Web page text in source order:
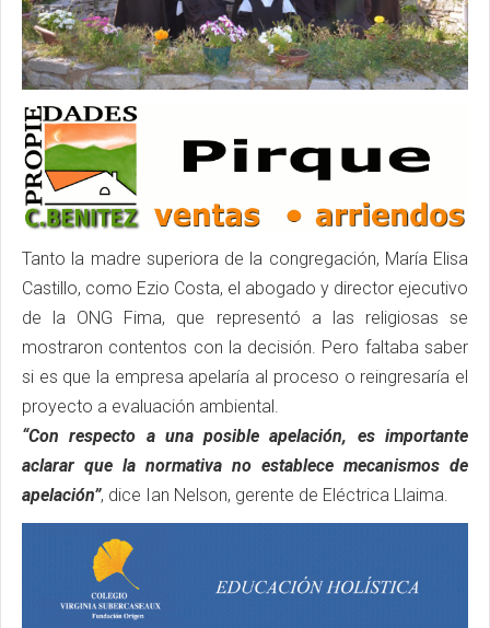
Tanto la madre superiora de la congregación, María Elisa
Castillo, como Ezio Costa, el abogado y director ejecutivo
de la ONG Fima, que representó a las religiosas se
mostraron contentos con la decisión. Pero faltaba saber
si es que la empresa apelaría al proceso o reingresaría el
proyecto a evaluación ambiental.
“Con respecto a una posible apelación, es importante
aclarar que la normativa no establece mecanismos de
apelación”, dice Ian Nelson, gerente de Eléctrica Llaima.